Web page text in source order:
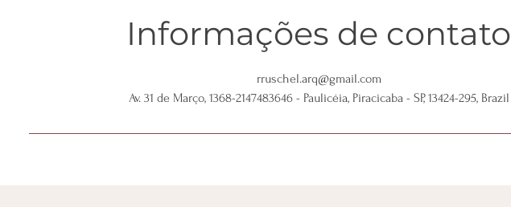
Informações de contato
rruschel.arq@gmail.com
Av. 31 de Março, 1368-2147483646 - Paulicéia, Piracicaba - SP, 13424-295, Brazil